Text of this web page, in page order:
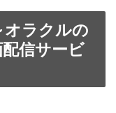
オラクルの
信サービ